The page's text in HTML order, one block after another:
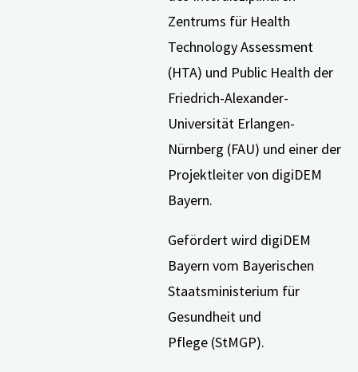
Zentrums für Health
Technology Assessment
(HTA) und Public Health der
Friedrich-Alexander-
Universität Erlangen-
Nürnberg (FAU) und einer der
Projektleiter von digiDEM
Bayern.
Gefördert wird digiDEM
Bayern vom Bayerischen
Staatsministerium für
Gesundheit und
Pflege (StMGP).